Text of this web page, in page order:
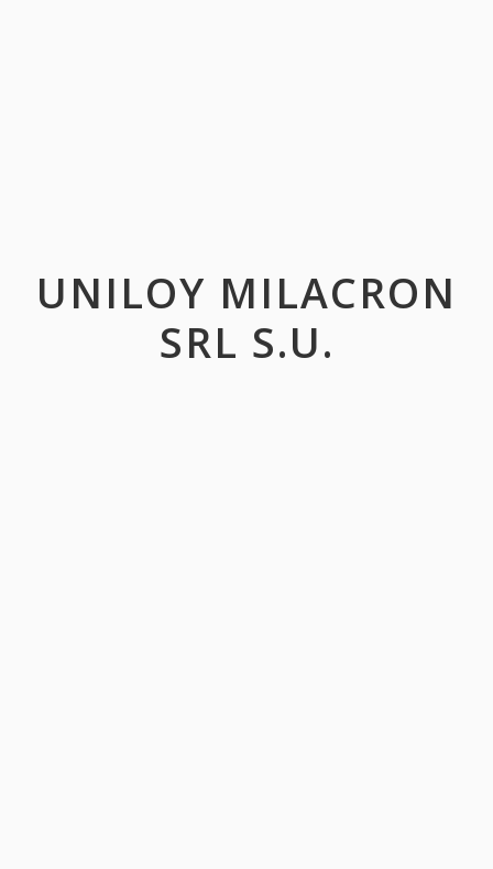
UNILOY MILACRON
SRL S.U.